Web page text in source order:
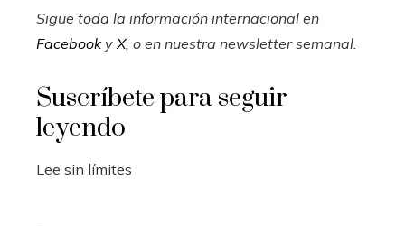
Sigue toda la información internacional en
FacebookyX, o en nuestra newsletter semanal.
Suscríbete para seguir
leyendo
Lee sin límites